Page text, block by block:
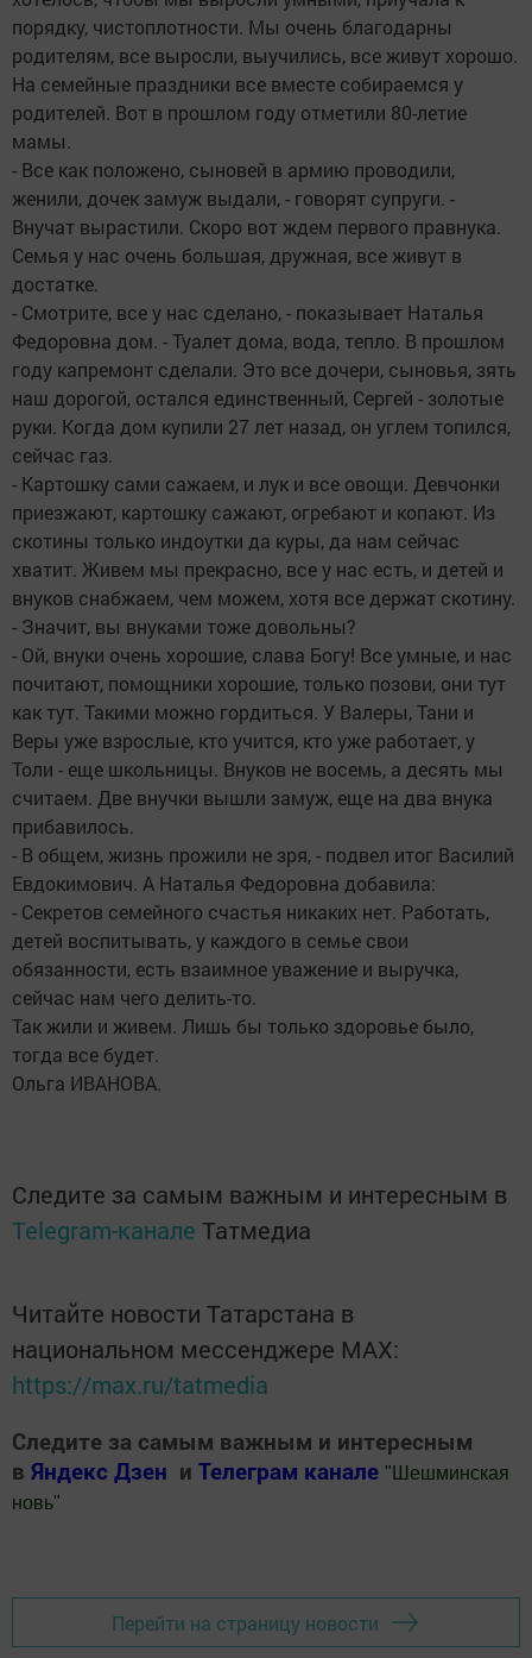
порядку, чистоплотности. Мы очень благодарны
родителям, все выросли, выучились, все живут хорошо.
На семейные праздники все вместе собираемся у
родителей. Вот в прошлом году отметили 80-летие
мамы.
- Все как положено, сыновей в армию проводили,
женили, дочек замуж выдали, - говорят супруги. -
Внучат вырастили. Скоро вот ждем первого правнука.
Семья у нас очень большая, дружная, все живут в
достатке.
- Смотрите, все у нас сделано, - показывает Наталья
Федоровна дом. - Туалет дома, вода, тепло. В прошлом
году капремонт сделали. Это все дочери, сыновья, зять
наш дорогой, остался единственный, Сергей - золотые
руки. Когда дом купили 27 лет назад, он углем топился,
сейчас газ.
- Картошку сами сажаем, и лук и все овощи. Девчонки
приезжают, картошку сажают, огребают и копают. Из
скотины только индоутки да куры, да нам сейчас
хватит. Живем мы прекрасно, все у нас есть, и детей и
внуков снабжаем, чем можем, хотя все держат скотину.
- Значит, вы внуками тоже довольны?
- Ой, внуки очень хорошие, слава Богу! Все умные, и нас
почитают, помощники хорошие, только позови, они тут
как тут. Такими можно гордиться. У Валеры, Тани и
Веры уже взрослые, кто учится, кто уже работает, у
Толи - еще школьницы. Внуков не восемь, а десять мы
считаем. Две внучки вышли замуж, еще на два внука
прибавилось.
- В общем, жизнь прожили не зря, - подвел итог Василий
Евдокимович. А Наталья Федоровна добавила:
- Секретов семейного счастья никаких нет. Работать,
детей воспитывать, у каждого в семье свои
обязанности, есть взаимное уважение и выручка,
сейчас нам чего делить-то.
Так жили и живем. Лишь бы только здоровье было,
тогда все будет.
Ольга ИВАНОВА.
Следите за самым важным и интересным в
Telegram-канале Татмедиа
Читайте новости Татарстана в
национальном мессенджере MАХ:
https://max.ru/tatmedia
Следите за самым важным и интересным
в Яндекс Дзен и Телеграм канале " Шешминская
новь"
Перейти на страницу новости